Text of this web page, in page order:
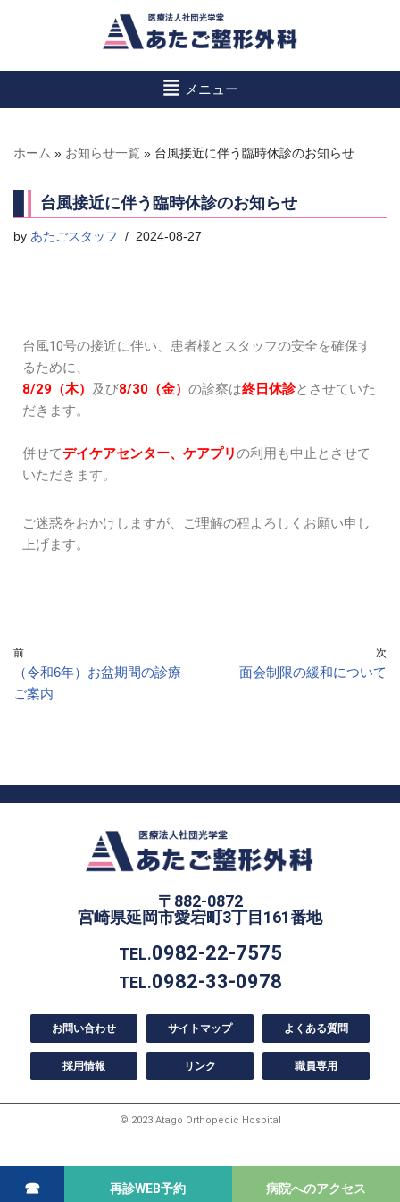
ン
ン
へ
ッ
プ
メニュー
ホーム » お知らせ一覧 » 台風接近に伴う臨時休診のお知らせ
台風接近に伴う臨時休診のお知らせ
by あたごスタッフ 2024-08-27
台風10号の接近に伴い、患者様とスタッフの安全を確保す
るために、
8/29（木） 及び8/30（金） の診察は終日休診とさせていた
だきます。
併せてデイケアセンター、ケアプリの利用も中止とさせて
いただきます。
ご迷惑をおかけしますが、ご理解の程よろしくお願い申し
上げます。
前
（令和6年）お盆期間の診療
ご案内
次
面会制限の緩和について
〒882-0872
宮崎県延岡市愛宕町3丁目161番地
TEL.0982-22-7575
TEL.0982-33-0978
お問い合わせ サイトマップ よくある質問
採用情報 リンク 職員専用
© 2023 Atago Orthopedic Hospital
☎ 再診WEB予約 病院へのアクセス